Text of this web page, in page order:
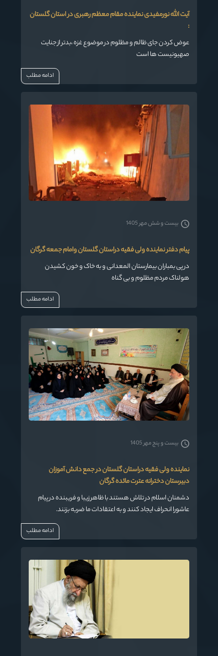
آیت الله نورمفیدی نماینده مقام معظم رهبری در استان گلستان
:
عوض کردن جای ظالم و مظلوم در موضوع غزه ،بدتر از جنایت
صهیونیست ها است
ادامه مطلب
پیام دفتر نماینده ولی فقیه دراستان گلستان وامام جمعه گرگان
در پی بمباران بیمارستان المعدانی و به خاک و خون کشیدن
هولناک مردم مظلوم و بی گناه
بیست و شش مهر 1405
ادامه مطلب
نماینده ولی فقیه دراستان گلستان در جمع دانش آموزان
دبیرستان دخترانه عترت مائده گرگان
دشمنان اسلام در تلاش هستند با ظاهر زیبا و فریبنده در پیام
عاشورا انحراف ایجاد کنند و به اعتقادات ما ضربه بزنند.
بیست و پنج مهر 1405
ادامه مطلب